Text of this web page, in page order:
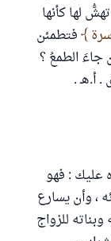
تهشُّ لها كأنها
فتطمئن
جاءَ الطمعُ ؟
أ.هـ .
عليك : فهو
، وأن يسارع
للزواج